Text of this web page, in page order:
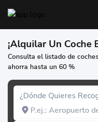
¡Alquilar Un Coche
Consulta el listado de
ahorra hasta un 60 %
¿Dónde Quieres